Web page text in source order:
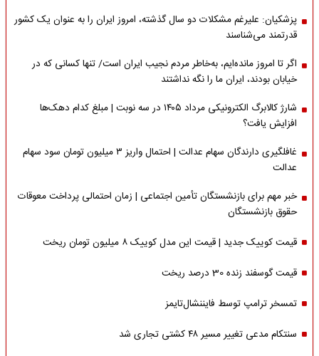
پزشکیان: علیرغم مشکلات دو سال گذشته، امروز ایران را به عنوان یک کشور
قدرتمند می‌شناسند
اگر تا امروز مانده‌ایم، به‌خاطر مردم نجیب ایران است/ تنها کسانی که در
خیابان بودند، ایران ما را نگه نداشتند
شارژ کالابرگ الکترونیکی مرداد ۱۴۰۵ در سه نوبت | مبلغ کدام دهک‌ها
افزایش یافت؟
غافلگیری دارندگان سهام عدالت | احتمال واریز ۳ میلیون تومان سود سهام
عدالت
خبر مهم برای بازنشستگان تأمین اجتماعی | زمان احتمالی پرداخت معوقات
حقوق بازنشستگان
قیمت کوییک جدید | قیمت این مدل کوییک ۸ میلیون تومان ریخت
قیمت گوسفند زنده 30 درصد ریخت
تمسخر ترامپ توسط فایننشال‌تایمز
سنتکام مدعی تغییر مسیر ۴۸ کشتی تجاری شد